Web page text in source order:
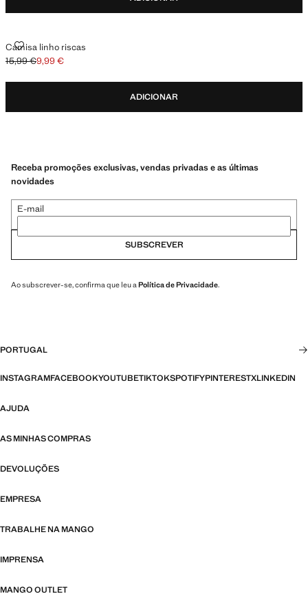
Camisa linho riscas
CAMISA LINHO RISCAS
Preço inicial riscado [15,99 € ]
15,99 €
Preço atual [9,99 € ]
9,99 €
ADICIONAR
Receba promoções exclusivas, vendas privadas e as últimas
novidades
E-mail
SUBSCREVER
Ao subscrever-se, confirma que leu a Política de Privacidade.
PORTUGAL
INSTAGRAMFACEBOOKYOUTUBETIKTOKSPOTIFYPINTERESTXLINKEDIN
AJUDA
AS MINHAS COMPRAS
DEVOLUÇÕES
EMPRESA
TRABALHE NA MANGO
IMPRENSA
MANGO OUTLET